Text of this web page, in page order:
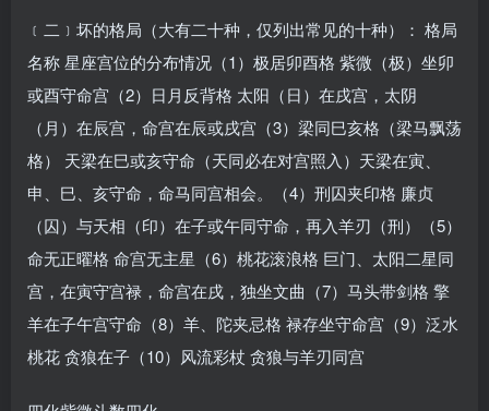
﹝二﹞坏的格局（大有二十种，仅列出常见的十种）： 格局
名称 星座宫位的分布情况（1）极居卯酉格 紫微（极）坐卯
或酉守命宫（2）日月反背格 太阳（日）在戌宫，太阴
（月）在辰宫，命宫在辰或戌宫（3）梁同巳亥格（梁马飘荡
格） 天梁在巳或亥守命（天同必在对宫照入）天梁在寅、
申、巳、亥守命，命马同宫相会。（4）刑囚夹印格 廉贞
（囚）与天相（印）在子或午同守命，再入羊刃（刑）（5）
命无正曜格 命宫无主星（6）桃花滚浪格 巨门、太阳二星同
宫，在寅守宫禄，命宫在戌，独坐文曲（7）马头带剑格 擎
羊在子午宫守命（8）羊、陀夹忌格 禄存坐守命宫（9）泛水
桃花 贪狼在子（10）风流彩杖 贪狼与羊刃同宫